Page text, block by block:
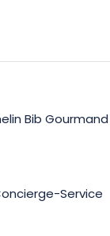
Bib Gourmand
Service